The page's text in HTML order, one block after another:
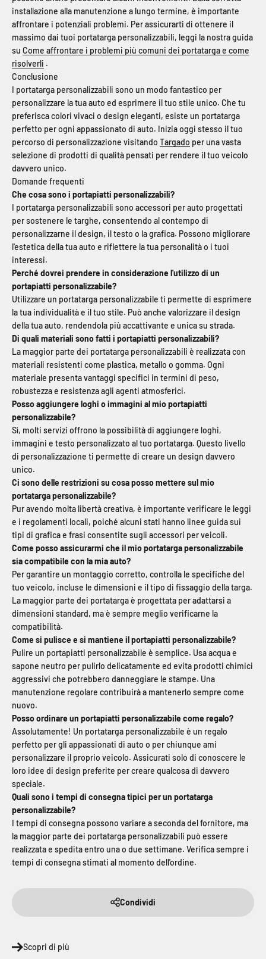
installazione alla manutenzione a lungo termine, è importante
affrontare i potenziali problemi. Per assicurarti di ottenere il
massimo dai tuoi portatarga personalizzabili, leggi la nostra guida
su Come affrontare i problemi più comuni dei portatarga e come
risolverli .
Conclusione
I portatarga personalizzabili sono un modo fantastico per
personalizzare la tua auto ed esprimere il tuo stile unico. Che tu
preferisca colori vivaci o design eleganti, esiste un portatarga
perfetto per ogni appassionato di auto. Inizia oggi stesso il tuo
percorso di personalizzazione visitando Targado per una vasta
selezione di prodotti di qualità pensati per rendere il tuo veicolo
davvero unico.
Domande frequenti
Che cosa sono i portapiatti personalizzabili?
I portatarga personalizzabili sono accessori per auto progettati
per sostenere le targhe, consentendo al contempo di
personalizzarne il design, il testo o la grafica. Possono migliorare
l'estetica della tua auto e riflettere la tua personalità o i tuoi
interessi.
Perché dovrei prendere in considerazione l'utilizzo di un
portapiatti personalizzabile?
Utilizzare un portatarga personalizzabile ti permette di esprimere
la tua individualità e il tuo stile. Può anche valorizzare il design
della tua auto, rendendola più accattivante e unica su strada.
Di quali materiali sono fatti i portapiatti personalizzabili?
La maggior parte dei portatarga personalizzabili è realizzata con
materiali resistenti come plastica, metallo o gomma. Ogni
materiale presenta vantaggi specifici in termini di peso,
robustezza e resistenza agli agenti atmosferici.
Posso aggiungere loghi o immagini al mio portapiatti
personalizzabile?
Sì, molti servizi offrono la possibilità di aggiungere loghi,
immagini e testo personalizzato al tuo portatarga. Questo livello
di personalizzazione ti permette di creare un design davvero
unico.
Ci sono delle restrizioni su cosa posso mettere sul mio
portatarga personalizzabile?
Pur avendo molta libertà creativa, è importante verificare le leggi
e i regolamenti locali, poiché alcuni stati hanno linee guida sui
tipi di grafica e frasi consentite sugli accessori per veicoli.
Come posso assicurarmi che il mio portatarga personalizzabile
sia compatibile con la mia auto?
Per garantire un montaggio corretto, controlla le specifiche del
tuo veicolo, incluse le dimensioni e il tipo di fissaggio della targa.
La maggior parte dei portatarga è progettata per adattarsi a
dimensioni standard, ma è sempre meglio verificarne la
compatibilità.
Come si pulisce e si mantiene il portapiatti personalizzabile?
Pulire un portapiatti personalizzabile è semplice. Usa acqua e
sapone neutro per pulirlo delicatamente ed evita prodotti chimici
aggressivi che potrebbero danneggiare le stampe. Una
manutenzione regolare contribuirà a mantenerlo sempre come
nuovo.
Posso ordinare un portapiatti personalizzabile come regalo?
Assolutamente! Un portatarga personalizzabile è un regalo
perfetto per gli appassionati di auto o per chiunque ami
personalizzare il proprio veicolo. Assicurati solo di conoscere le
loro idee di design preferite per creare qualcosa di davvero
speciale.
Quali sono i tempi di consegna tipici per un portatarga
personalizzabile?
I tempi di consegna possono variare a seconda del fornitore, ma
la maggior parte dei portatarga personalizzabili può essere
realizzata e spedita entro una o due settimane. Verifica sempre i
tempi di consegna stimati al momento dell'ordine.
Condividi
Scopri di più